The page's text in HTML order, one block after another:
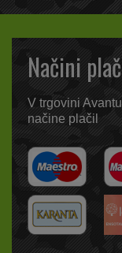
Načini
V trgovini
načine plačil